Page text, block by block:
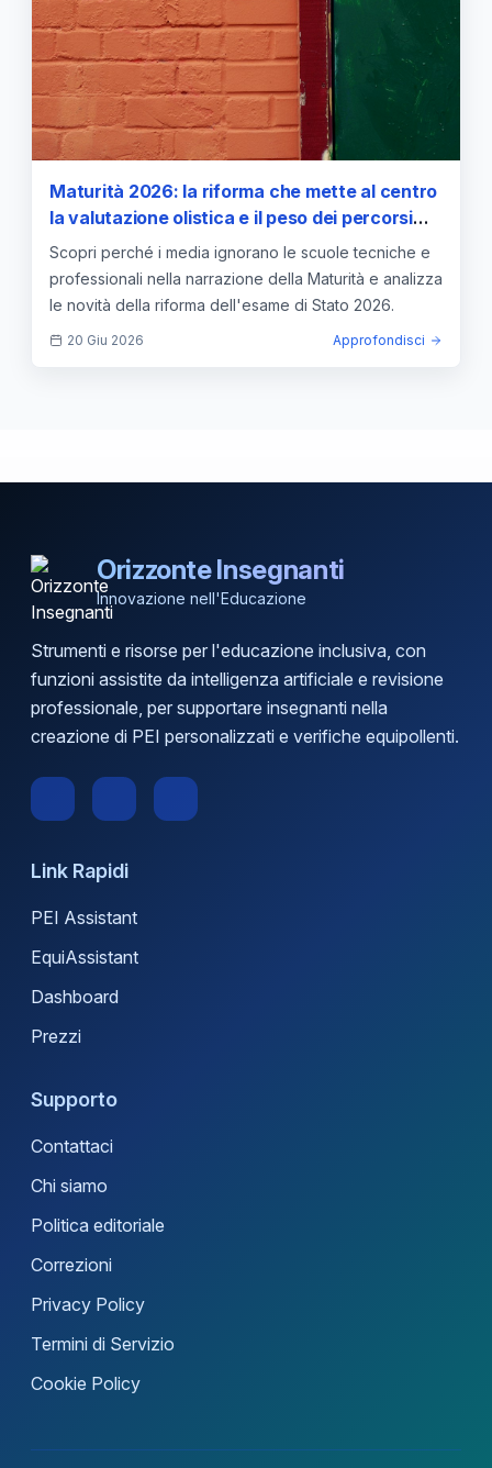
Maturità 2026: la riforma che mette al centro
la valutazione olistica e il peso dei percorsi
tecnici
Scopri perché i media ignorano le scuole tecniche e
professionali nella narrazione della Maturità e analizza
le novità della riforma dell'esame di Stato 2026.
20 Giu 2026 Approfondisci
Orizzonte Insegnanti
Innovazione nell'Educazione
Strumenti e risorse per l'educazione inclusiva, con
funzioni assistite da intelligenza artificiale e revisione
professionale, per supportare insegnanti nella
creazione di PEI personalizzati e verifiche equipollenti.
Link Rapidi
PEI Assistant
EquiAssistant
Dashboard
Prezzi
Supporto
Contattaci
Chi siamo
Politica editoriale
Correzioni
Privacy Policy
Termini di Servizio
Cookie Policy